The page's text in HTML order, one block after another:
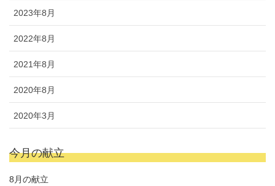
2023年8月
2022年8月
2021年8月
2020年8月
2020年3月
今月の献立
8月の献立